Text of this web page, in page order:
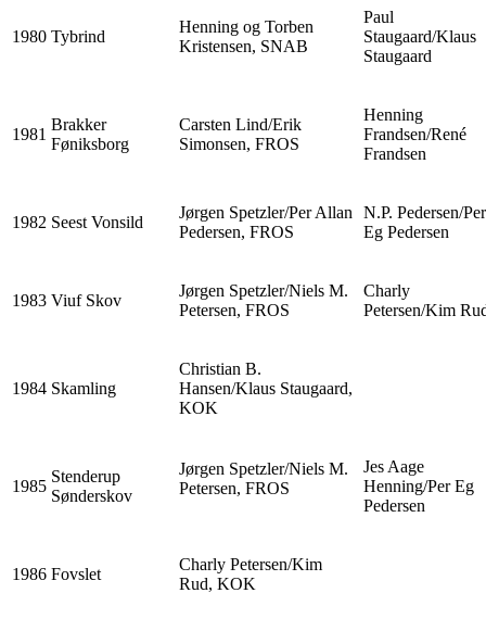
1980 Tybrind
Henning og Torben
Kristensen, SNAB
Paul
Staugaard/Klaus
Staugaard
1981
Brakker
Føniksborg
Carsten Lind/Erik
Simonsen, FROS
Henning
Frandsen/René
Frandsen
1982 Seest Vonsild
Jørgen Spetzler/Per Allan
Pedersen, FROS
N.P. Pedersen/Per
Eg Pedersen
1983 Viuf Skov
Jørgen Spetzler/Niels M.
Petersen, FROS
Charly
Petersen/Kim
1984 Skamling
Christian B.
Hansen/Klaus Staugaard,
KOK
1985
Stenderup
Sønderskov
Jørgen Spetzler/Niels M.
Petersen, FROS
Jes Aage
Henning/Per Eg
Pedersen
1986 Fovslet
Charly Petersen/Kim
Rud, KOK